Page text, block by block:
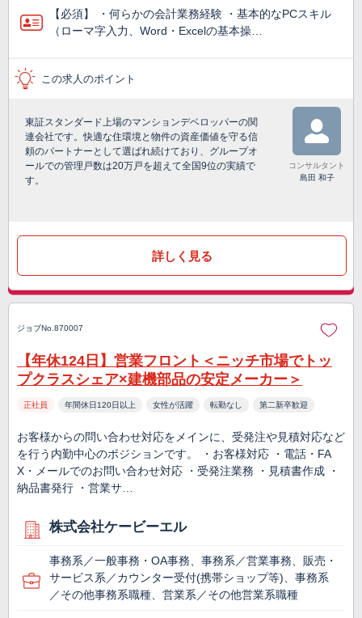
【必須】 ・何らかの会計業務経験 ・基本的なPCスキル
（ローマ字入力、Word・Excelの基本操…
この求人のポイント
東証スタンダード上場のマンションデベロッパーの関
連会社です。快適な住環境と物件の資産価値を守る信
頼のパートナーとして選ばれ続けており、グループオ
ールでの管理戸数は20万戸を超えて全国9位の実績で
す。
コンサルタント
島田 和子
詳しく見る
ジョブNo.870007
【年休124日】営業フロント＜ニッチ市場でトッ
プクラスシェア×建機部品の安定メーカー＞
正社員 年間休日120日以上 女性が活躍 転勤なし 第二新卒歓迎
お客様からの問い合わせ対応をメインに、受発注や見積対応など
を行う内勤中心のポジションです。 ・お客様対応 ・電話・FA
X・メールでのお問い合わせ対応 ・受発注業務 ・見積書作成 ・
納品書発行 ・営業サ…
株式会社ケービーエル
事務系／一般事務・OA事務、事務系／営業事務、販売・
サービス系／カウンター受付(携帯ショップ等)、事務系
／その他事務系職種、営業系／その他営業系職種